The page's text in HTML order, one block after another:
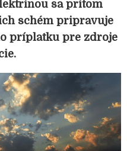
sa pritom
schém pripravuje
príplatku pre zdroje